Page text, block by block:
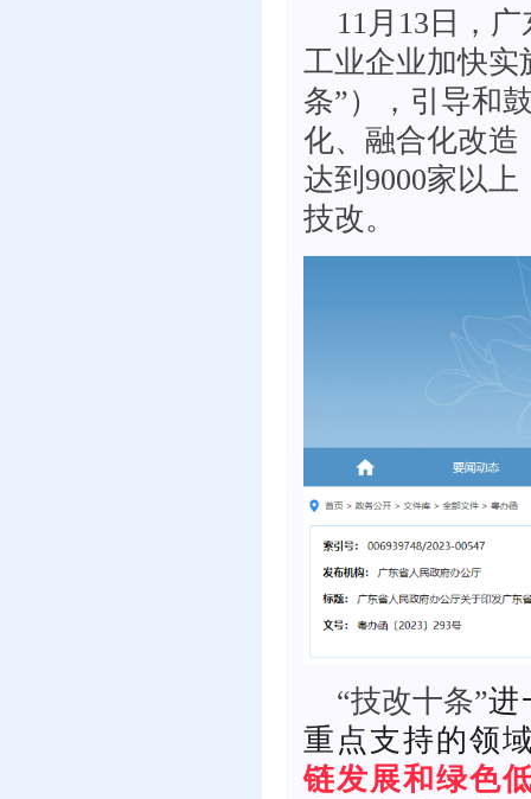
11月13日，
工业企业加快实
条”），引导和
化、融合化改造
达到9000家以
技改。
“技改十条”进
重点支持的领
链发展和绿色